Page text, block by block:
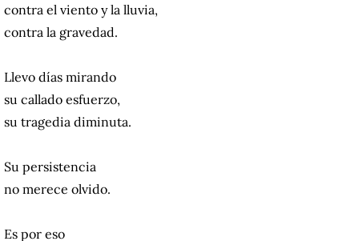
contra el viento y la lluvia,
contra la gravedad.
Llevo días mirando
su callado esfuerzo,
su tragedia diminuta.
Su persistencia
no merece olvido.
Es por eso